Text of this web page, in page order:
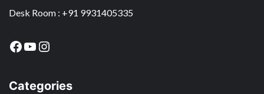
Desk Room : +91 9931405335
Facebook
YouTube
Instagram
Categories